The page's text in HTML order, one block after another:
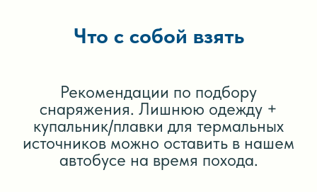
Что с собой взять
Рекомендации по подбору
снаряжения. Лишнюю одежду +
купальник/плавки для термальных
источников можно оставить в нашем
автобусе на время похода.